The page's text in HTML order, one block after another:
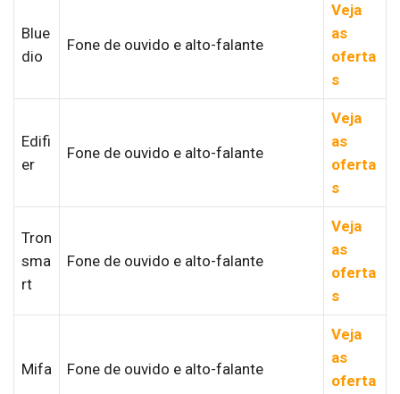
Blue
dio
Fone de ouvido e alto-falante
Veja
as
oferta
s
Edifi
er
Fone de ouvido e alto-falante
Veja
as
oferta
s
Tron
sma
rt
Fone de ouvido e alto-falante
Veja
as
oferta
s
Mifa Fone de ouvido e alto-falante
Veja
as
oferta